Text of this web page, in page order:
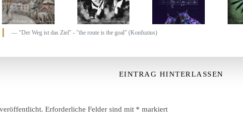
"Der Weg ist das Ziel" - "the route is the goal" (Konfuzius)
EINTRAG HINTERLASSEN
Erforderliche Felder sind mit * markiert